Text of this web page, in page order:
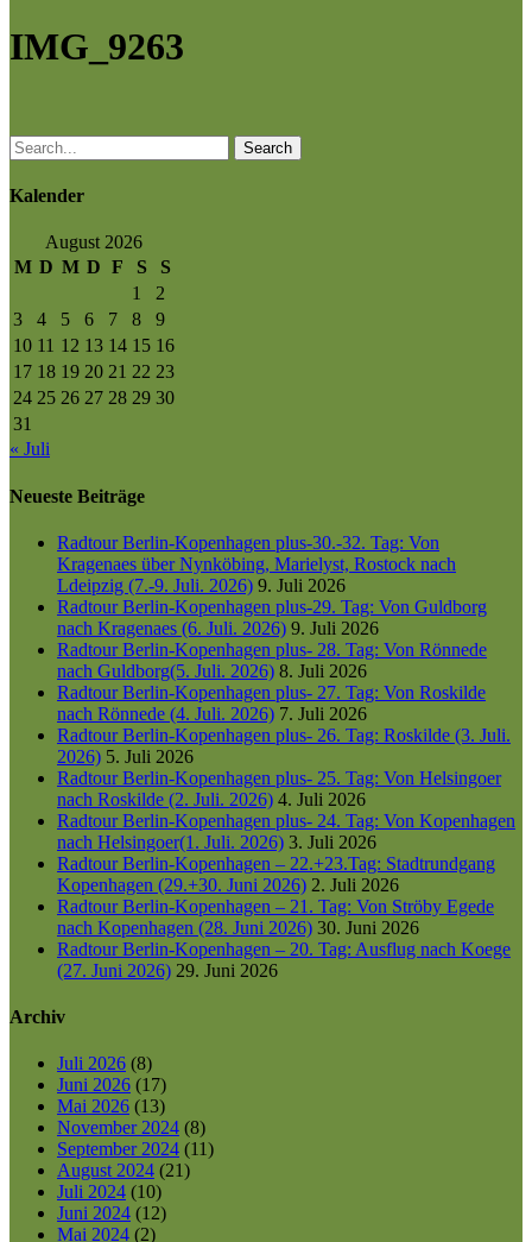
IMG_9263
Search
Kalender
August 2026
M D M D F S
S
1
2
3
4 5 6 7 8
9
10 11 12 13 14 15 16
17 18 19 20 21 22 23
24 25 26 27 28 29 30
31
« Juli
Neueste Beiträge
Radtour Berlin-Kopenhagen plus-30.-32. Tag: Von
Kragenaes über Nynköbing, Marielyst, Rostock nach
Ldeipzig (7.-9. Juli. 2026) 9. Juli 2026
Radtour Berlin-Kopenhagen plus-29. Tag: Von Guldborg
nach Kragenaes (6. Juli. 2026) 9. Juli 2026
Radtour Berlin-Kopenhagen plus- 28. Tag: Von Rönnede
nach Guldborg(5. Juli. 2026) 8. Juli 2026
Radtour Berlin-Kopenhagen plus- 27. Tag: Von Roskilde
nach Rönnede (4. Juli. 2026) 7. Juli 2026
Radtour Berlin-Kopenhagen plus- 26. Tag: Roskilde (3. Juli.
2026) 5. Juli 2026
Radtour Berlin-Kopenhagen plus- 25. Tag: Von Helsingoer
nach Roskilde (2. Juli. 2026) 4. Juli 2026
Radtour Berlin-Kopenhagen plus- 24. Tag: Von Kopenhagen
nach Helsingoer(1. Juli. 2026) 3. Juli 2026
Radtour Berlin-Kopenhagen – 22.+23.Tag: Stadtrundgang
Kopenhagen (29.+30. Juni 2026) 2. Juli 2026
Radtour Berlin-Kopenhagen – 21. Tag: Von Ströby Egede
nach Kopenhagen (28. Juni 2026) 30. Juni 2026
Radtour Berlin-Kopenhagen – 20. Tag: Ausflug nach Koege
(27. Juni 2026) 29. Juni 2026
Archiv
Juli 2026 (8)
Juni 2026 (17)
Mai 2026 (13)
November 2024 (8)
September 2024 (11)
August 2024 (21)
Juli 2024 (10)
Juni 2024 (12)
Mai 2024 (2)